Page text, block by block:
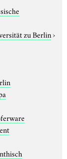
zu Berlin›